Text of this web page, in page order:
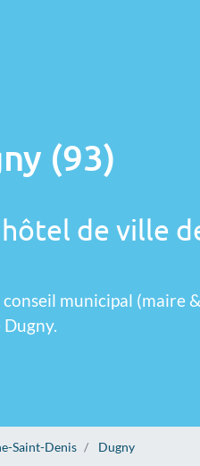
(93)
de ville
municipal (maire
Saint-Denis Dugny